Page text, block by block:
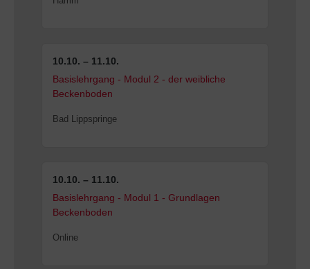
10.10. – 11.10.
Basislehrgang - Modul 2 - der weibliche
Beckenboden
Bad Lippspringe
10.10. – 11.10.
Basislehrgang - Modul 1 - Grundlagen
Beckenboden
Online